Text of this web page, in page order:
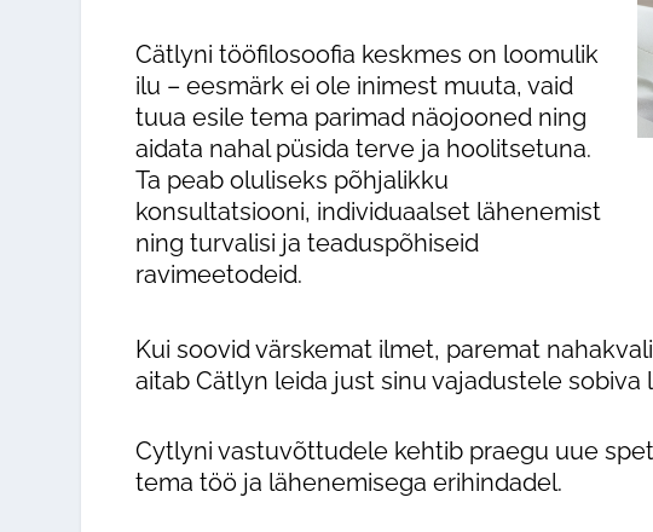
Cätlyni tööfilosoofia keskmes on loomulik
ilu – eesmärk ei ole inimest muuta, vaid
tuua esile tema parimad näojooned ning
aidata nahal püsida terve ja hoolitsetuna.
Ta peab oluliseks põhjalikku
konsultatsiooni, individuaalset lähenemist
ning turvalisi ja teaduspõhiseid
ravimeetodeid.
Kui soovid värskemat ilmet, paremat
aitab Cätlyn leida just sinu vajadustele sobiva
Cytlyni vastuvõttudele kehtib praegu uue
tema töö ja lähenemisega erihindadel.